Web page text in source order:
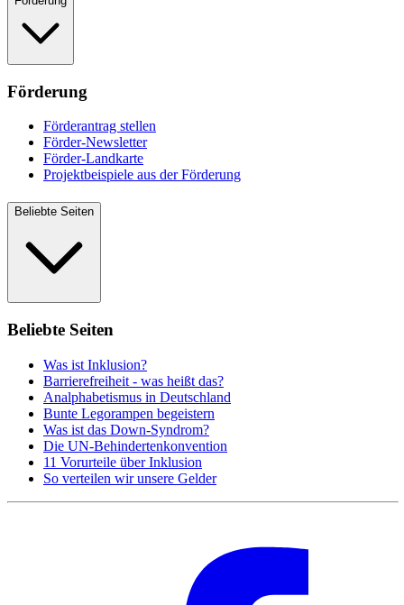
Förderung
Förderantrag stellen
Förder-Newsletter
Förder-Landkarte
Projektbeispiele aus der Förderung
Beliebte Seiten
Beliebte Seiten
Was ist Inklusion?
Barrierefreiheit - was heißt das?
Analphabetismus in Deutschland
Bunte Legorampen begeistern
Was ist das Down-Syndrom?
Die UN-Behindertenkonvention
11 Vorurteile über Inklusion
So verteilen wir unsere Gelder